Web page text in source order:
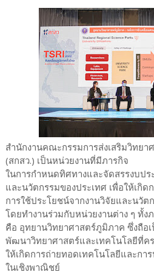
สำนักงานคณะกรรมการส่งเสริมวิทยา
(สกสว.) เป็นหน่วยงานที่มีภารกิจ
ในการกำหนดทิศทางและจัดสรรงบป
และนวัตกรรมของประเทศ เพื่อให้เกิด
การใช้ประโยชน์จากงานวิจัยและนวั
โดยทำงานร่วมกับหน่วยงานต่าง ๆ ทั้ง
คือ อุทยานวิทยาศาสตร์ภูมิภาค ซึ่งถือ
พัฒนาวิทยาศาสตร์และเทคโนโลยีที่ค
ให้เกิดการถ่ายทอดเทคโนโลยีและกา
ในเชิงพาณิชย์